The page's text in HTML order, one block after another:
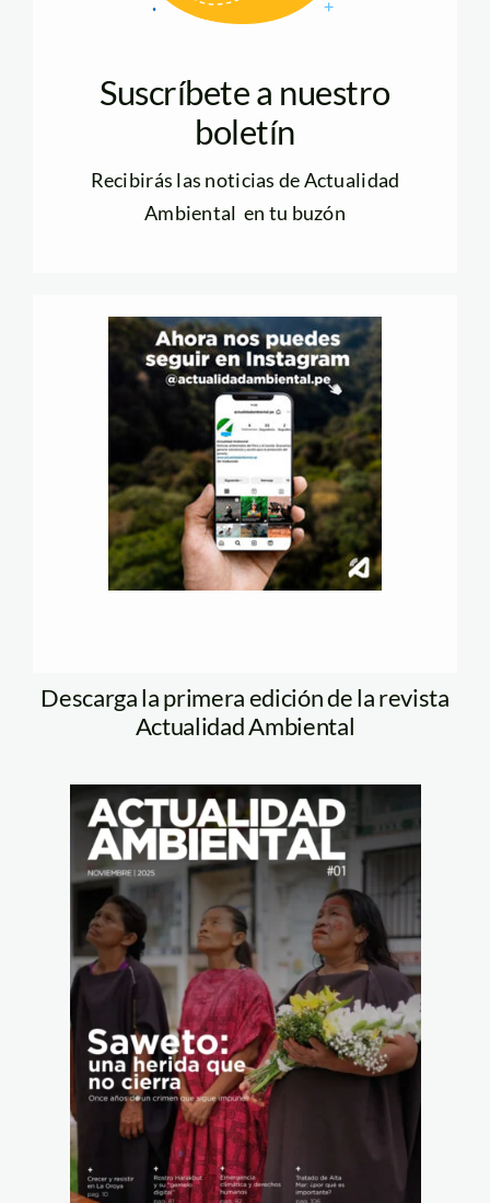
Suscríbete a nuestro
boletín
Recibirás las noticias de Actualidad
Ambiental en tu buzón
Descarga la primera edición de la revista
Actualidad Ambiental